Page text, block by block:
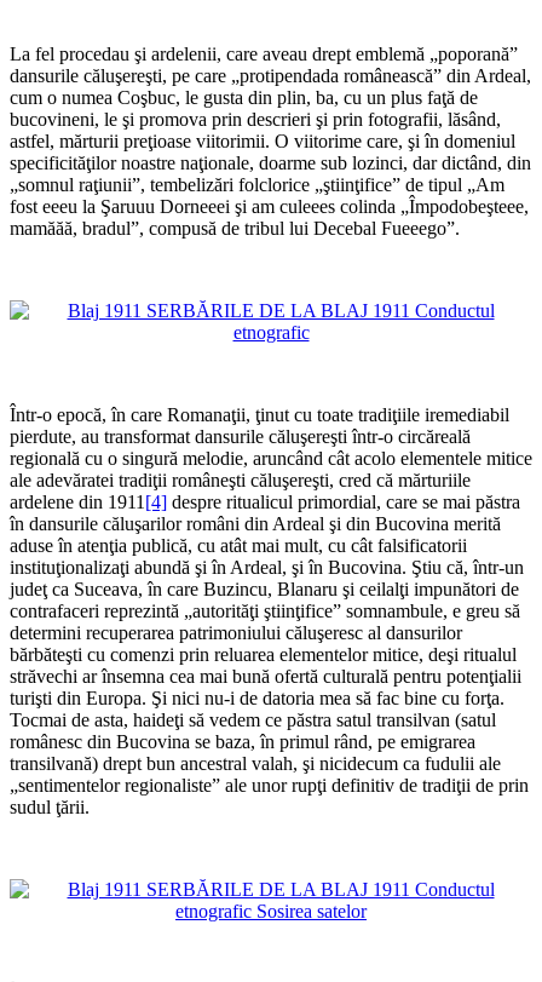
La fel procedau şi ardelenii, care aveau drept emblemă „poporană”
dansurile căluşereşti, pe care „protipendada românească” din Ardeal,
cum o numea Coşbuc, le gusta din plin, ba, cu un plus faţă de
bucovineni, le şi promova prin descrieri şi prin fotografii, lăsând,
astfel, mărturii preţioase viitorimii. O viitorime care, şi în domeniul
specificităţilor noastre naţionale, doarme sub lozinci, dar dictând, din
„somnul raţiunii”, tembelizări folclorice „ştiinţifice” de tipul „Am
fost eeeu la Şaruuu Dorneeei şi am culeees colinda „Împodobeşteee,
mamăăă, bradul”, compusă de tribul lui Decebal Fueeego”.
Într-o epocă, în care Romanaţii, ţinut cu toate tradiţiile iremediabil
pierdute, au transformat dansurile căluşereşti într-o circăreală
regională cu o singură melodie, aruncând cât acolo elementele mitice
ale adevăratei tradiţii româneşti căluşereşti, cred că mărturiile
ardelene din 1911 [4] despre ritualicul primordial, care se mai păstra
în dansurile căluşarilor români din Ardeal şi din Bucovina merită
aduse în atenţia publică, cu atât mai mult, cu cât falsificatorii
instituţionalizaţi abundă şi în Ardeal, şi în Bucovina. Ştiu că, într-un
judeţ ca Suceava, în care Buzincu, Blanaru şi ceilalţi impunători de
contrafaceri reprezintă „autorităţi ştiinţifice” somnambule, e greu să
determini recuperarea patrimoniului căluşeresc al dansurilor
bărbăteşti cu comenzi prin reluarea elementelor mitice, deşi ritualul
străvechi ar însemna cea mai bună ofertă culturală pentru potenţialii
turişti din Europa. Şi nici nu-i de datoria mea să fac bine cu forţa.
Tocmai de asta, haideţi să vedem ce păstra satul transilvan (satul
românesc din Bucovina se baza, în primul rând, pe emigrarea
transilvană) drept bun ancestral valah, şi nicidecum ca fudulii ale
„sentimentelor regionaliste” ale unor rupţi definitiv de tradiţii de prin
sudul ţării.